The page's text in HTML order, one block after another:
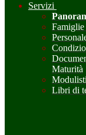
Servizi
Famiglie
Maturità
Libri di